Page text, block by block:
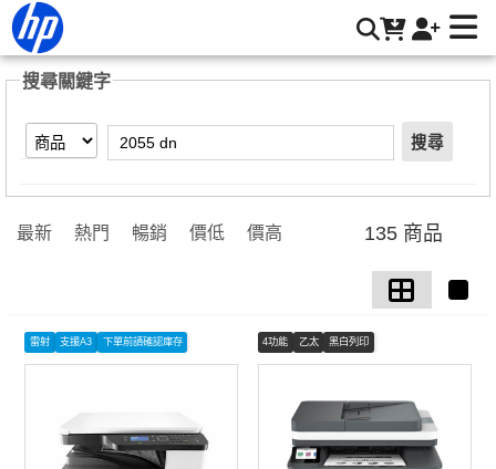
【2055 dn】搜尋結果 | HP® 惠普台灣原廠購物網
搜尋關鍵字
搜尋
最新 熱門 暢銷 價低 價高 135 商品
雷射 支援A3 下單前請確認庫存 4功能 乙太 黑白列印